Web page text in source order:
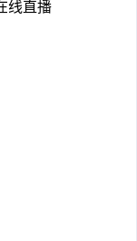
线直播